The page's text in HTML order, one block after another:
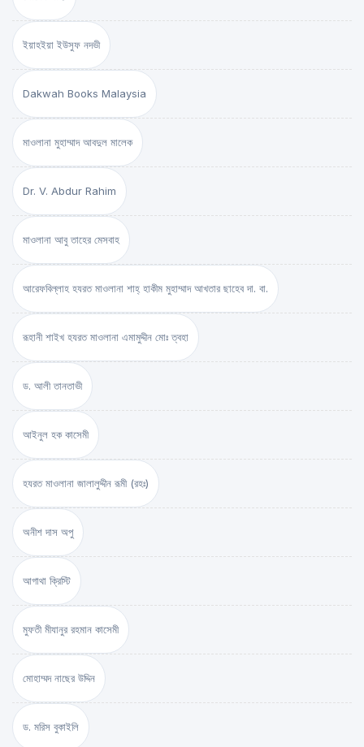
ইয়াহইয়া ইউসুফ নদভী
Dakwah Books Malaysia
মাওলানা মুহাম্মাদ আবদুল মালেক
Dr. V. Abdur Rahim
মাওলানা আবু তাহের মেসবাহ
আরেফবিল্লাহ হযরত মাওলানা শাহ্ হাকীম মুহাম্মাদ আখতার ছাহেব দা. বা.
রূহানী শাইখ হযরত মাওলানা এমামুদ্দীন মোঃ ত্বহা
ড. আলী তানতাভী
আইনুল হক কাসেমী
হযরত মাওলানা জালালুদ্দীন রূমী (রহঃ)
অনীশ দাস অপু
আগাথা ক্রিস্টি
মুফতী মীযানুর রহমান কাসেমী
মোহাম্মদ নাছের উদ্দিন
ড. মরিস বুকাইলি